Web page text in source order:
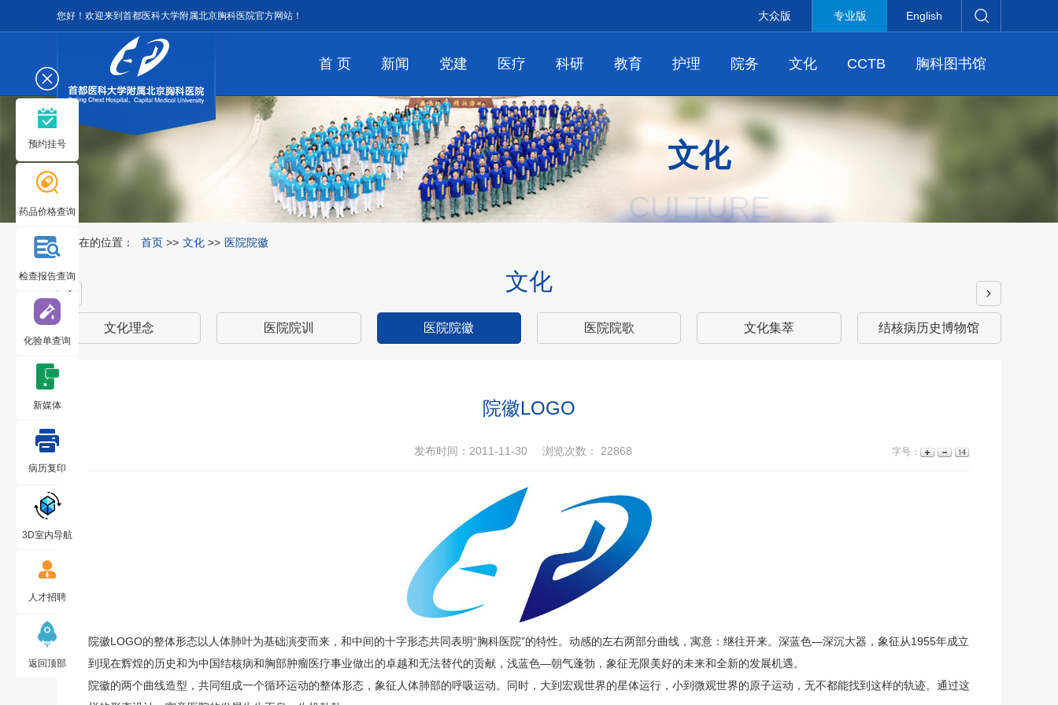
您好！欢迎来到首都医科大学附属北京胸科医院官方网站！ 大众版 专业版 English
首 页 新闻 党建 医疗 科研 教育 护理 院务 文化 CCTB 胸科图书馆
文化
CULTURE
您所在的位置： 首页 >> 文化 >> 医院院徽
文化
文化理念 医院院训 医院院徽 医院院歌 文化集萃 结核病历史博物馆
院徽LOGO
发布时间：2011-11-30 浏览次数： 22868 字号：
院徽LOGO的整体形态以人体肺叶为基础演变而来，和中间的十字形态共同表明“胸科医院”的特性。动感的左右两部分曲线，寓意：继往开来。深蓝色—深沉大器，象征从1955年成立
到现在辉煌的历史和为中国结核病和胸部肿瘤医疗事业做出的卓越和无法替代的贡献，浅蓝色—朝气蓬勃，象征无限美好的未来和全新的发展机遇。
院徽的两个曲线造型，共同组成一个循环运动的整体形态，象征人体肺部的呼吸运动。同时，大到宏观世界的星体运行，小到微观世界的原子运动，无不都能找到这样的轨迹。通过这
预约挂号
药品价格查询
检查报告查询
化验单查询
新媒体
病历复印
3D室内导航
人才招聘
返回顶部